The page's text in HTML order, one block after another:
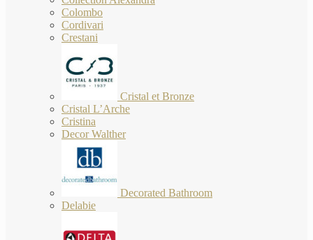
Colombo
Cordivari
Crestani
Cristal et Bronze
Cristal L’Arche
Cristina
Decor Walther
Decorated Bathroom
Delabie